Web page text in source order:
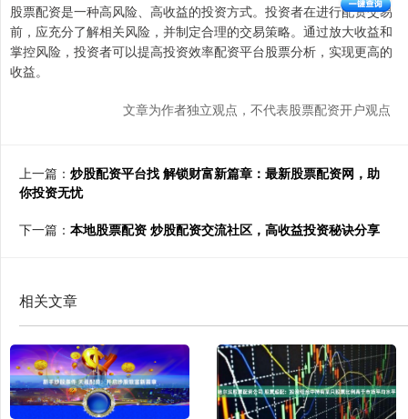
股票配资是一种高风险、高收益的投资方式。投资者在进行配资交易
前，应充分了解相关风险，并制定合理的交易策略。通过放大收益和
掌控风险，投资者可以提高投资效率配资平台股票分析，实现更高的
收益。
文章为作者独立观点，不代表股票配资开户观点
上一篇： 炒股配资平台找 解锁财富新篇章：最新股票配资网，助
你投资无忧
下一篇： 本地股票配资 炒股配资交流社区，高收益投资秘诀分享
相关文章